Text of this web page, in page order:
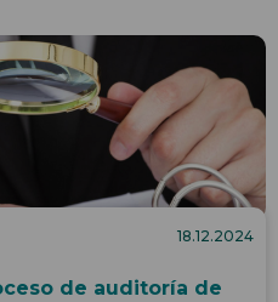
18.12.2024
de auditoría de